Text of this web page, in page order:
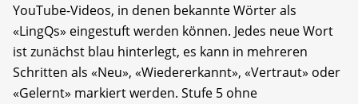
YouTube-Videos, in denen bekannte Wörter als
«LingQs» eingestuft werden können. Jedes neue Wort
ist zunächst blau hinterlegt, es kann in mehreren
Schritten als «Neu», «Wiedererkannt», «Vertraut» oder
«Gelernt» markiert werden. Stufe 5 ohne